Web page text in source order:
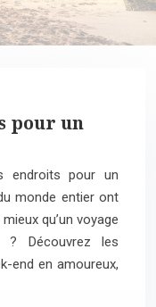
pour un
endroits pour un
monde entier ont
qu’un voyage
? Découvrez les
end en amoureux,